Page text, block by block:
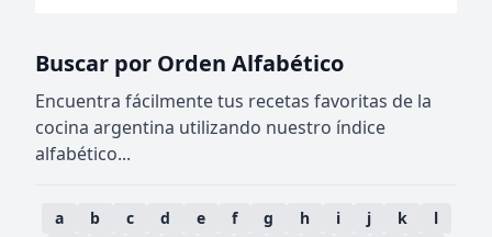
Buscar por Orden Alfabético
Encuentra fácilmente tus recetas favoritas de la
cocina argentina utilizando nuestro índice
alfabético...
a b c d e f g h i j k
l